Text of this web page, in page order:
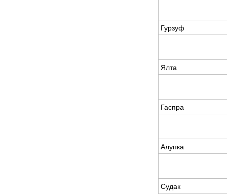
Гурзуф
Ялта
Гаспра
Алупка
Судак